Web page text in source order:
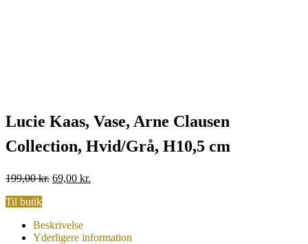
Lucie Kaas, Vase, Arne Clausen
Collection, Hvid/Grå, H10,5 cm
199,00kr. Original
69,00 kr.
Til butik
Beskrivelse
Yderligere information